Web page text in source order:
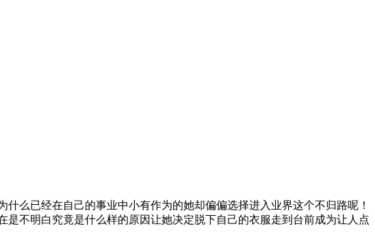
么已经在自己的事业中小有作为的她却偏偏选择进入业界这个不归路呢！
不明白究竟是什么样的原因让她决定脱下自己的衣服走到台前成为让人点